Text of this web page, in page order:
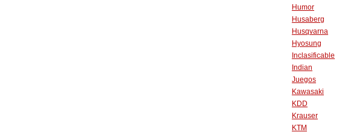
Humor
Husaberg
Husqvarna
Hyosung
Inclasificable
Indian
Juegos
Kawasaki
KDD
Krauser
KTM